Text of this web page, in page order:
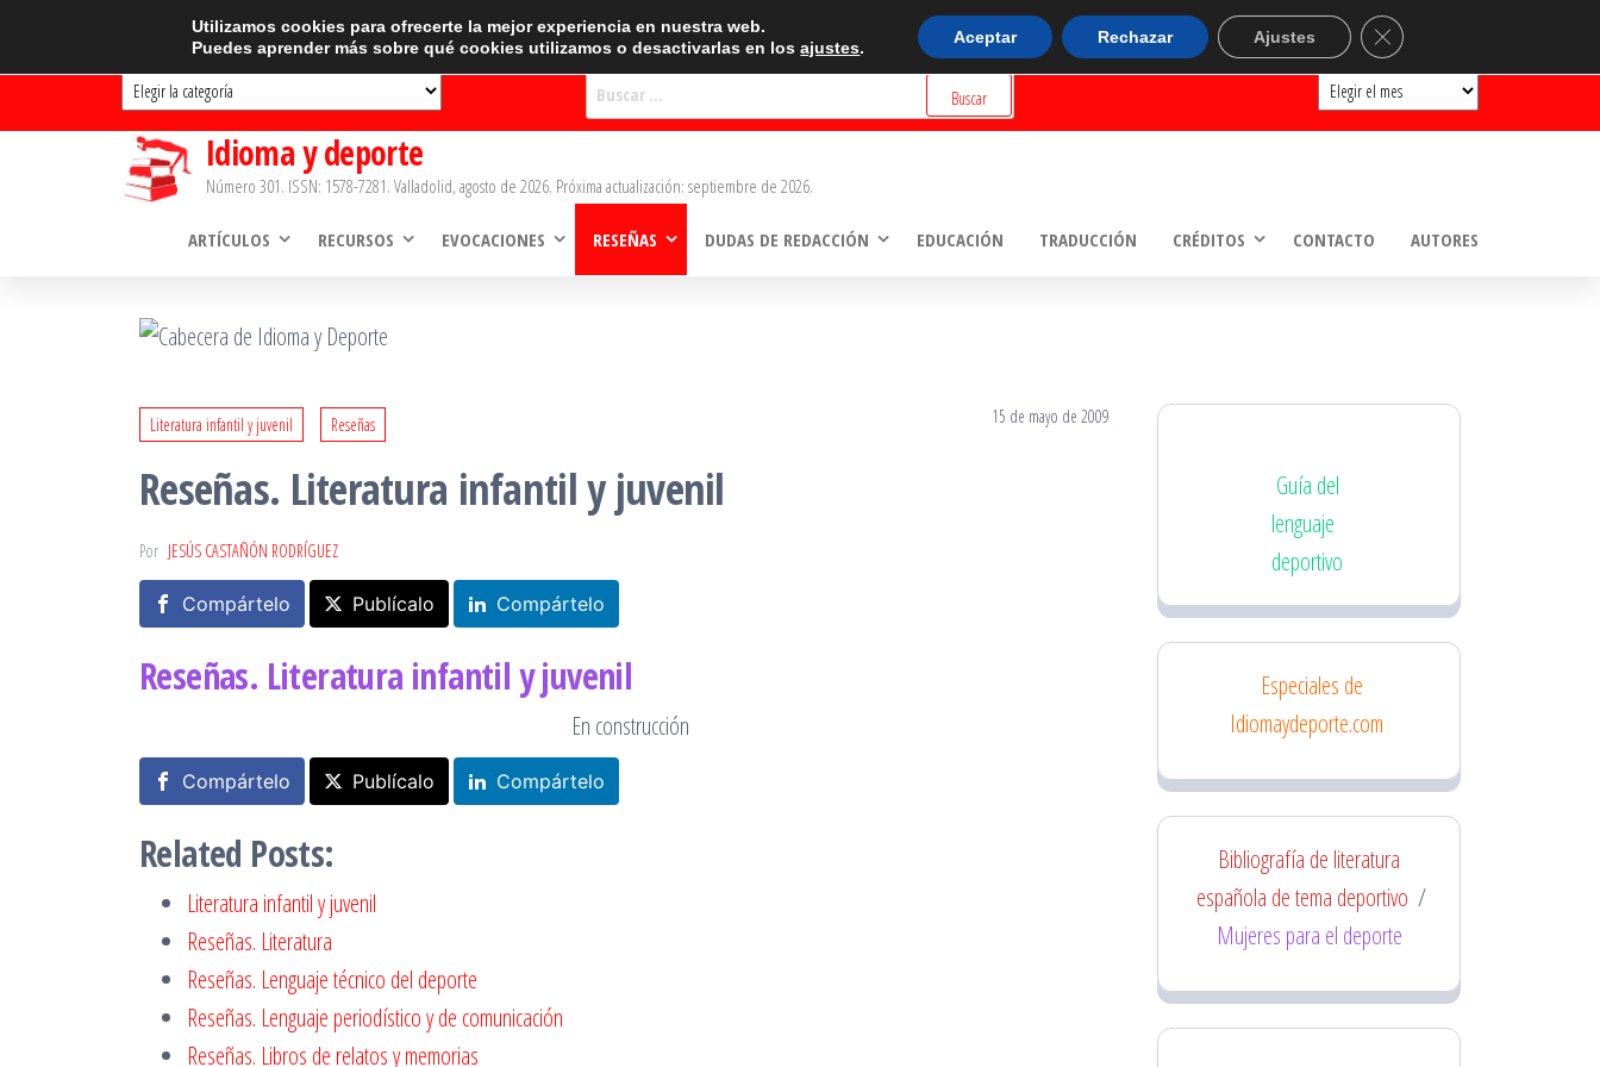
CATEGORÍAS
Categorías
BUSCADOR ARCHIVOS
Archivos
Idioma y deporte
Número 301. ISSN: 1578-7281. Valladolid, agosto de 2026. Próxima actualización: septiembre de 2026.
ARTÍCULOS RECURSOS EVOCACIONES RESEÑAS DUDAS DE REDACCIÓN EDUCACIÓN TRADUCCIÓN CRÉDITOS CONTACTO AUTORES
Literatura infantil y juvenil Reseñas 15 de mayo de 2009
Reseñas. Literatura infantil y juvenil
Por JESÚS CASTAÑÓN RODRÍGUEZ
Compártelo Publícalo Compártelo
Reseñas. Literatura infantil y juvenil
En construcción
Compártelo Publícalo Compártelo
Related Posts:
Literatura infantil y juvenil
Reseñas. Literatura
Reseñas. Lenguaje técnico del deporte
Reseñas. Lenguaje periodístico y de comunicación
Reseñas. Libros de relatos y memorias
Guía del
lenguaje
deportivo
Especiales de
Idiomaydeporte.com
Bibliografía de literatura
española de tema deportivo /
Mujeres para el deporte
Utilizamos cookies para ofrecerte la mejor experiencia en nuestra web.
Puedes aprender más sobre qué cookies utilizamos o desactivarlas en losajustes.
Aceptar Rechazar Ajustes Cerrar el banner de cookies